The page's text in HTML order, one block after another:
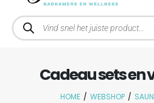
Cadeau sets en
HOME / WEBSHOP /